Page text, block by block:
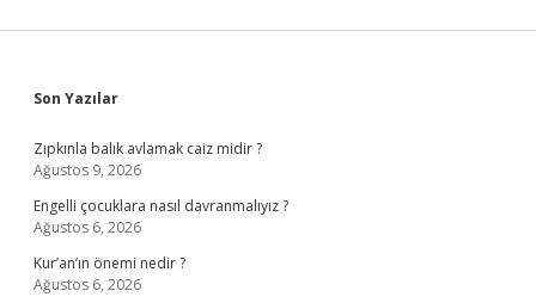
Sidebar
Son Yazılar
Zıpkınla balık avlamak caiz midir ?
Ağustos 9, 2026
Engelli çocuklara nasıl davranmalıyız ?
Ağustos 6, 2026
Kur’an’ın önemi nedir ?
Ağustos 6, 2026